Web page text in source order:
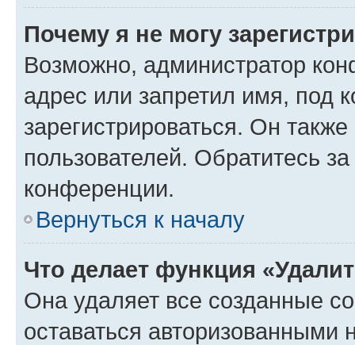
Почему я не могу
Возможно, администратор
адрес или запретил имя, под
зарегистрироваться. Он
пользователей. Обратитесь
конференции.
Вернуться к началу
Что делает функция
Она удаляет все созданные
оставаться авторизованными